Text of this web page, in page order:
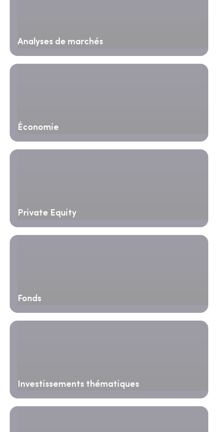
Analyses de marchés
Économie
Private Equity
Fonds
Investissements thématiques